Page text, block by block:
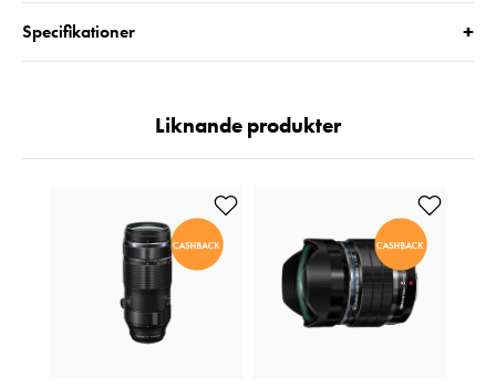
Specifikationer +
Liknande produkter